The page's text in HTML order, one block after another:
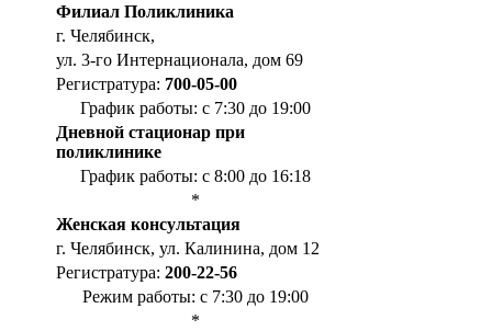
Филиал Поликлиника
г. Челябинск,
ул. 3-го Интернационала, дом 69
Регистратура: 700-05-00
График работы: с 7:30 до 19:00
Дневной стационар при
поликлинике
График работы: с 8:00 до 16:18
*
Женская консультация
г. Челябинск, ул. Калинина, дом 12
Регистратура: 200-22-56
Режим работы: с 7:30 до 19:00
*